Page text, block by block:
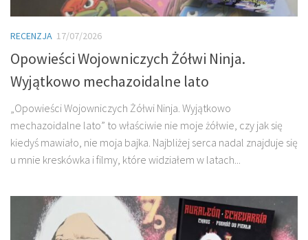
RECENZJA 17/07/2026
Opowieści Wojowniczych Żółwi Ninja.
Wyjątkowo mechazoidalne lato
„Opowieści Wojowniczych Żółwi Ninja. Wyjątkowo
mechazoidalne lato” to właściwie nie moje żółwie, czy jak się
kiedyś mawiało, nie moja bajka. Najbliżej serca nadal znajduje się
u mnie kreskówka i filmy, które widziałem w latach...